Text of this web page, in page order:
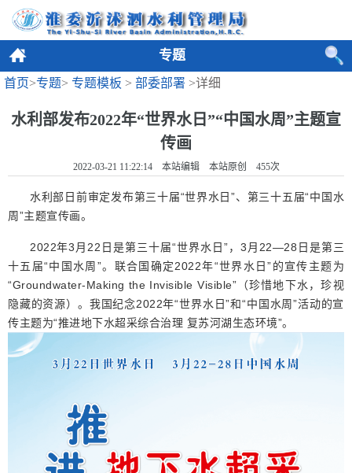
专题
首页>专题> 专题模板 > 部委部署 >详细
水利部发布2022年“世界水日”“中国水周”主题宣
传画
2022-03-21 11:22:14 本站编辑 本站原创 455次
水利部日前审定发布第三十届“世界水日”、第三十五届“中国水
周”主题宣传画。
2022年3月22日是第三十届“世界水日”，3月22—28日是第三
十五届“中国水周”。联合国确定2022年“世界水日”的宣传主题为
“Groundwater-Making the Invisible Visible”（珍惜地下水，珍视
隐藏的资源）。我国纪念2022年“世界水日”和“中国水周”活动的宣
传主题为“推进地下水超采综合治理 复苏河湖生态环境”。